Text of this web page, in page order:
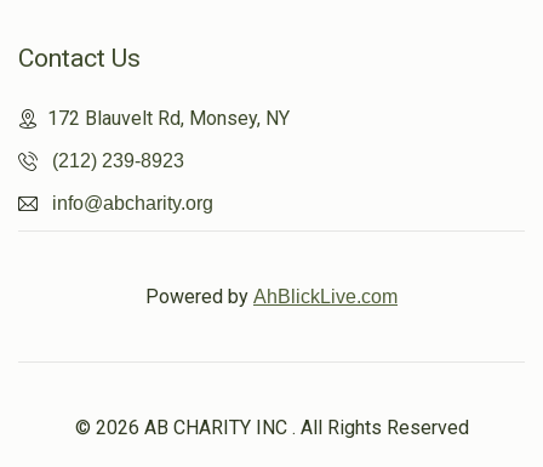
Contact Us
172 Blauvelt Rd, Monsey, NY
(212) 239-8923
info@abcharity.org
Powered by AhBlickLive.com
© 2026 AB CHARITY INC . All Rights Reserved